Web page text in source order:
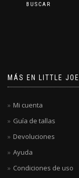
BUSCAR
MÁS EN LITTLE JOE
Mi cuenta
Guía de tallas
Devoluciones
Ayuda
Condiciones de uso